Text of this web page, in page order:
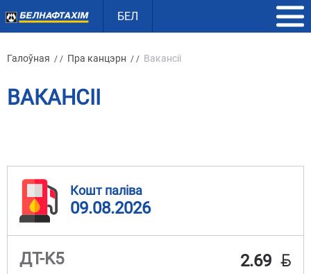
БЕЛ
Галоўная / / Пра канцэрн / / Вакансіі
ВАКАНСІІ
Кошт паліва
09.08.2026
ДТ-K5 2.69 BYN